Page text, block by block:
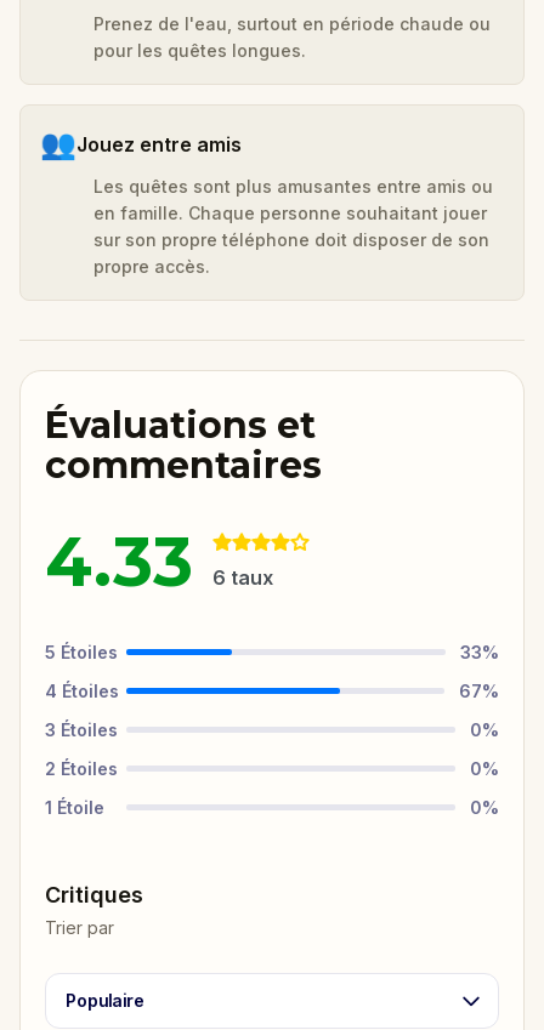
Prenez de l'eau, surtout en période chaude ou
pour les quêtes longues.
👥Jouez entre amis
Les quêtes sont plus amusantes entre amis ou
en famille. Chaque personne souhaitant jouer
sur son propre téléphone doit disposer de son
propre accès.
Évaluations et
commentaires
4.33 6 taux
5 Étoiles 33%
4 Étoiles 67%
3 Étoiles 0%
2 Étoiles 0%
1 Étoile 0%
Critiques
Trier par
Populaire